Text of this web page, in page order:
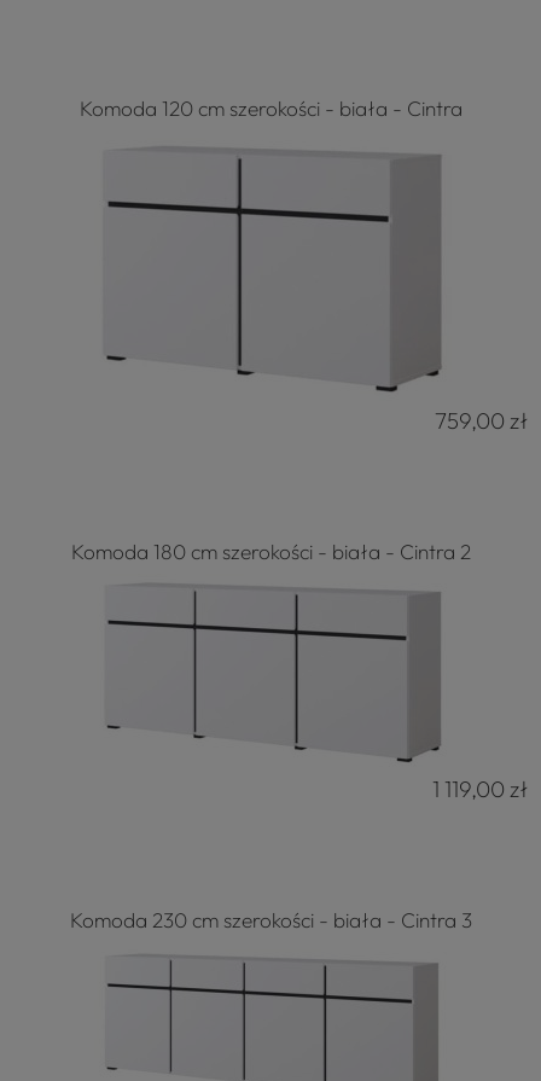
Komoda 120 cm szerokości - biała - Cintra
759,00 zł
Komoda 180 cm szerokości - biała - Cintra 2
1 119,00 zł
Komoda 230 cm szerokości - biała - Cintra 3